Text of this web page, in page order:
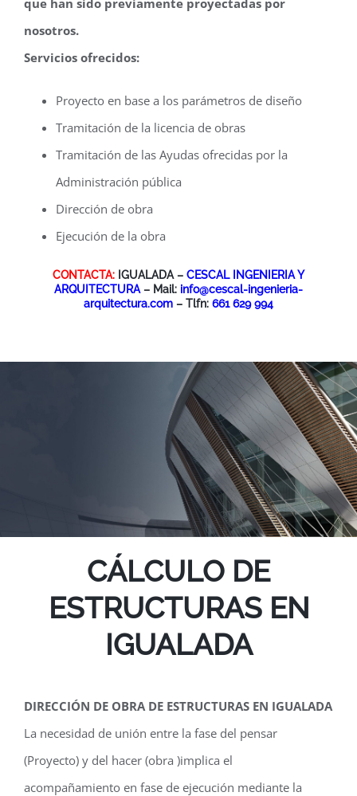
nosotros.
Servicios ofrecidos:
Proyecto en base a los parámetros de diseño
Tramitación de la licencia de obras
Tramitación de las Ayudas ofrecidas por la
Administración pública
Dirección de obra
Ejecución de la obra
CONTACTA: IGUALADA – CESCAL INGENIERIA Y
ARQUITECTURA– Mail: info@cescal-ingenieria-
arquitectura.com – Tlfn: 661 629 994
CÁLCULO DE
ESTRUCTURAS EN
IGUALADA
DIRECCIÓN DE OBRA DE ESTRUCTURAS EN IGUALADA
La necesidad de unión entre la fase del pensar
(Proyecto) y del hacer (obra )implica el
acompañamiento en fase de ejecución mediante la